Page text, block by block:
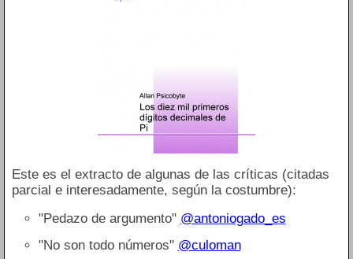
Este es el extracto de algunas de las críticas (citadas
parcial e interesadamente, según la costumbre):
"Pedazo de argumento" @antoniogado_es
"No son todo números" @culoman